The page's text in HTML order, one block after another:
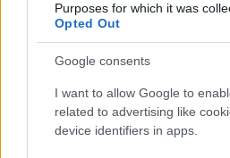
Purposes for which it was
Opted Out
Google consents
I want to allow Google to
related to advertising like
device identifiers in apps.